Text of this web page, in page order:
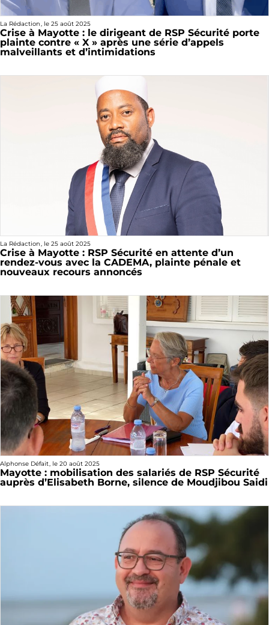
La Rédaction, le 25 août 2025
Crise à Mayotte : le dirigeant de RSP Sécurité porte
plainte contre « X » après une série d’appels
malveillants et d’intimidations
La Rédaction, le 25 août 2025
Crise à Mayotte : RSP Sécurité en attente d’un
rendez-vous avec la CADEMA, plainte pénale et
nouveaux recours annoncés
Alphonse Défait, le 20 août 2025
Mayotte : mobilisation des salariés de RSP Sécurité
auprès d’Elisabeth Borne, silence de Moudjibou Saidi